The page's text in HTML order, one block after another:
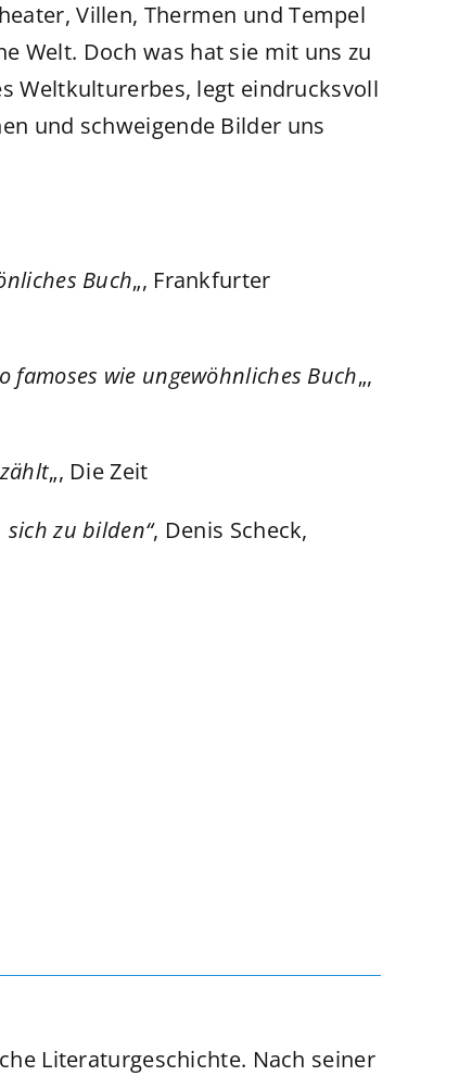
Villen, Thermen und Tempel
Welt. Doch was hat sie mit uns zu
Weltkulturerbes, legt eindrucksvoll
und schweigende Bilder uns
Buch„, Frankfurter
famoses wie ungewöhnliches Buch„,
„, Die Zeit
sich zu bilden“, Denis Scheck,
Literaturgeschichte. Nach seiner